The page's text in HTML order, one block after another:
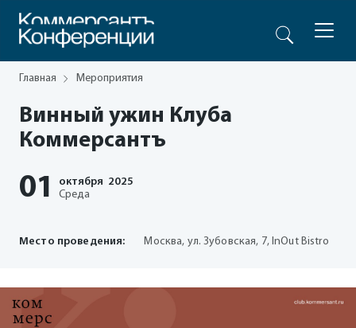
Главная Мероприятия
Винный ужин Клуба
Коммерсантъ
01 октября 2025
Среда
Место проведения: Москва, ул. Зубовская, 7, InOut Bistro